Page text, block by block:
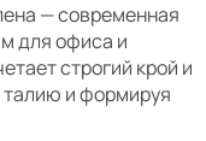
— современная
для офиса и
строгий крой и
и формируя